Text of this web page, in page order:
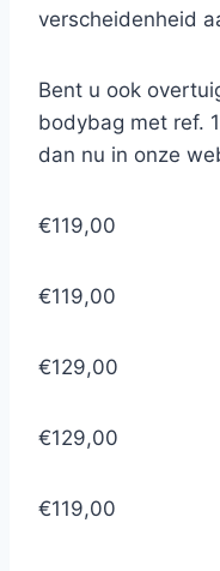
verscheidenheid
Bent u ook
bodybag met ref.
dan nu in onze
€119,00
€119,00
€129,00
€129,00
€119,00